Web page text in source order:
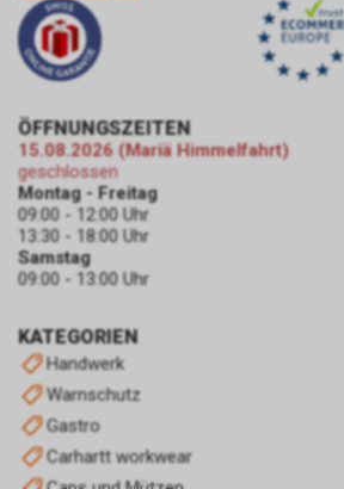
KATEGORIEN
Handwerk
Warnschutz
Gastro
Carhartt workwear
ÖFFNUNGSZEITEN
15.08.2026 (Mariä Himmelfahrt)
geschlossen
Montag - Freitag
09:00 - 12:00 Uhr
13:30 - 18:00 Uhr
Samstag
09:00 - 13:00 Uhr